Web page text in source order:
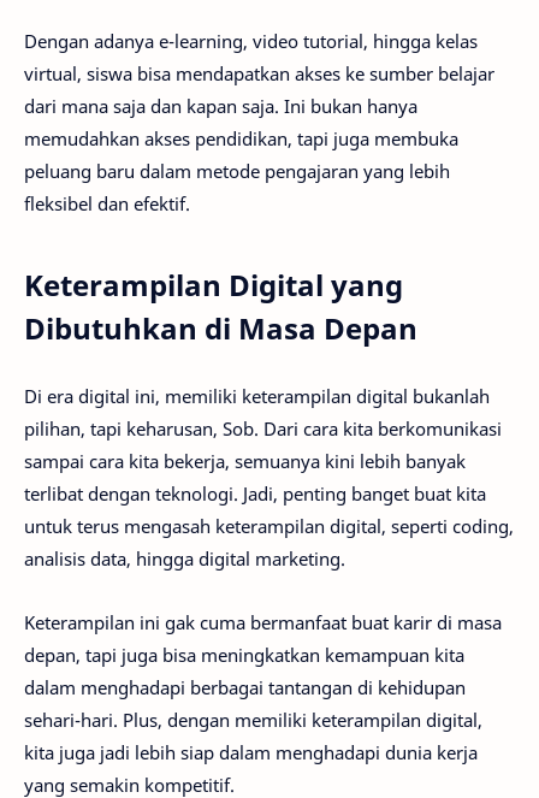
Dengan adanya e-learning, video tutorial, hingga kelas
virtual, siswa bisa mendapatkan akses ke sumber belajar
dari mana saja dan kapan saja. Ini bukan hanya
memudahkan akses pendidikan, tapi juga membuka
peluang baru dalam metode pengajaran yang lebih
fleksibel dan efektif.
Keterampilan Digital yang
Dibutuhkan di Masa Depan
Di era digital ini, memiliki keterampilan digital bukanlah
pilihan, tapi keharusan, Sob. Dari cara kita berkomunikasi
sampai cara kita bekerja, semuanya kini lebih banyak
terlibat dengan teknologi. Jadi, penting banget buat kita
untuk terus mengasah keterampilan digital, seperti coding,
analisis data, hingga digital marketing.
Keterampilan ini gak cuma bermanfaat buat karir di masa
depan, tapi juga bisa meningkatkan kemampuan kita
dalam menghadapi berbagai tantangan di kehidupan
sehari-hari. Plus, dengan memiliki keterampilan digital,
kita juga jadi lebih siap dalam menghadapi dunia kerja
yang semakin kompetitif.